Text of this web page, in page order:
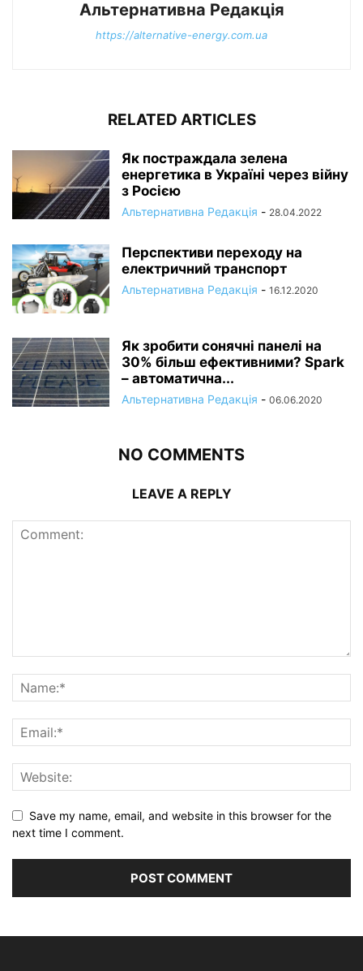
Альтернативна Редакція
https://alternative-energy.com.ua
RELATED ARTICLES
Як постраждала зелена
енергетика в Україні через війну
з Росією
Альтернативна Редакція - 28.04.2022
Перспективи переходу на
електричний транспорт
Альтернативна Редакція - 16.12.2020
Як зробити сонячні панелі на
30% більш ефективними? Spark
– автоматична...
Альтернативна Редакція - 06.06.2020
NO COMMENTS
LEAVE A REPLY
Save my name, email, and website in this browser for the
next time I comment.